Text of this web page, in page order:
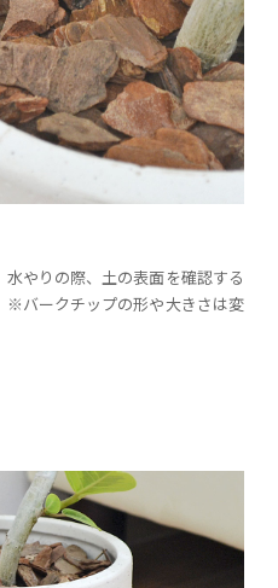
やりの際、土の表面を確認する
※バークチップの形や大きさは変